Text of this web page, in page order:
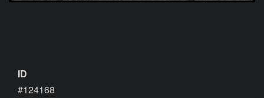
ID
#124168